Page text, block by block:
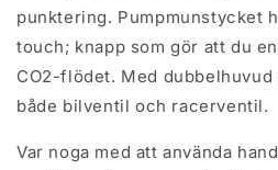
25
Gram)
+
Foamskydd
rosa/svart
25
Gram)
+
Foamskydd
rosa/svart
punktering. Pumpmunstycket
touch; knapp som gör att du
CO2-flödet. Med dubbelhuvud
både bilventil och racerventil.
Var noga med att använda